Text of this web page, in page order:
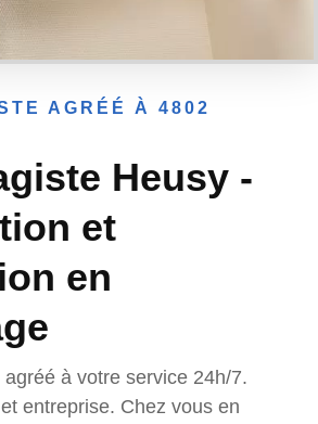
AGRÉÉ À 4802
Heusy -
et
en
à votre service 24h/7.
entreprise. Chez vous en